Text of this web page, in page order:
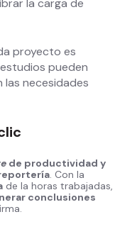
proyecto es
pueden
las necesidades
de productividad y
. Con la
de la horas trabajadas,
conclusiones